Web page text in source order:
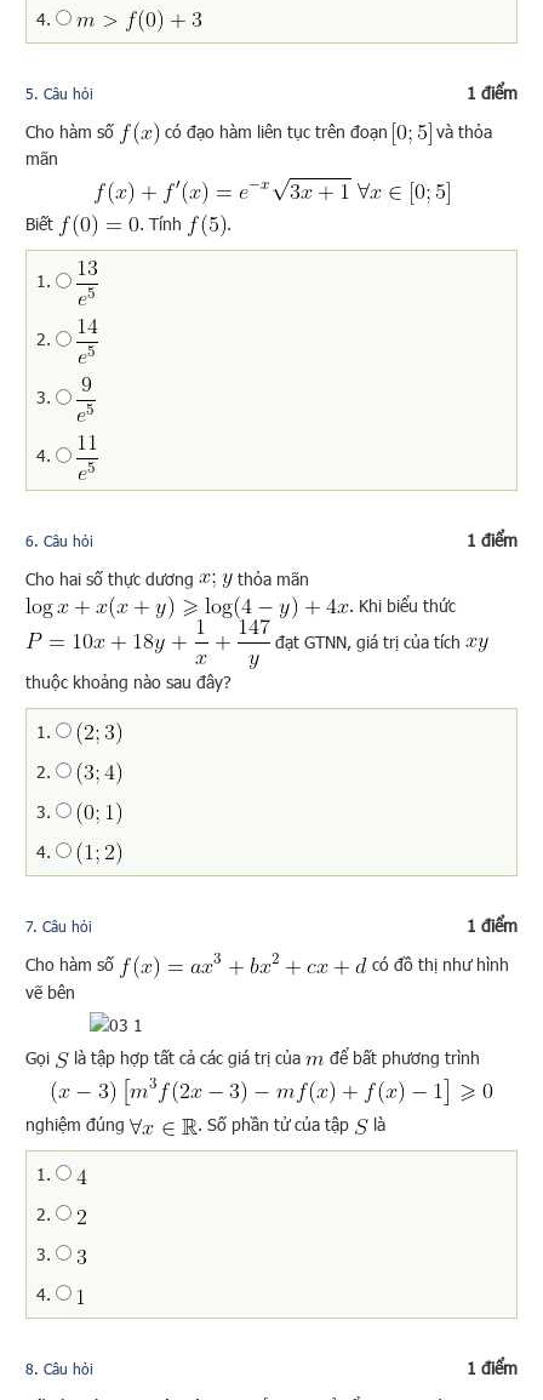
4.
5. Câu hỏi
1 điểm
Cho hàm số
có đạo hàm liên tục trên đoạn
và thỏa
mãn
Biết . Tính .
1.
2.
3.
4.
6. Câu hỏi
1 điểm
Cho hai số thực dương
thỏa mãn
. Khi biểu thức
đạt GTNN, giá trị của tích
thuộc khoảng nào sau đây?
1.
2.
3.
4.
7. Câu hỏi
1 điểm
Cho hàm số
có đồ thị như hình
vẽ bên
Gọi là tập hợp tất cả các giá trị của để bất phương trình
nghiệm đúng . Số phần tử của tập là
1.
2.
3.
4.
8. Câu hỏi
1 điểm